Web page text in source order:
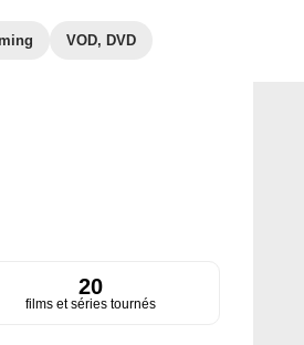
VOD, DVD
20
films et séries tournés